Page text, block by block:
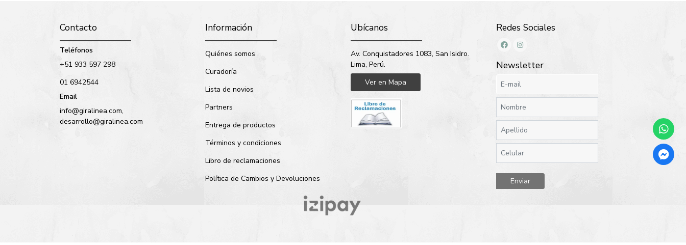
Contacto
Teléfonos
+51 933 597 298
01 6942544
Email
info@giralinea.com,
desarrollo@giralinea.com
Información
Quiénes somos
Curadoría
Lista de novios
Partners
Entrega de productos
Términos y condiciones
Libro de reclamaciones
Política de Cambios y Devoluciones
Ubícanos
Av. Conquistadores 1083, San Isidro.
Lima, Perú.
Ver en Mapa
Redes Sociales
Newsletter
Enviar